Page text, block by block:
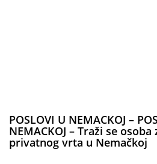
POSLOVI U NEMACKOJ –
NEMACKOJ – Traži se
privatnog vrta u Nemačkoj